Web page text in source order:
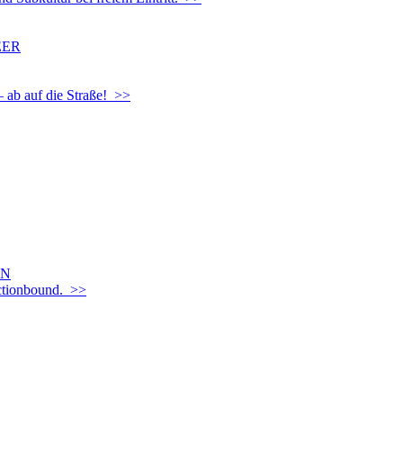
ab auf die Straße! >>
>>